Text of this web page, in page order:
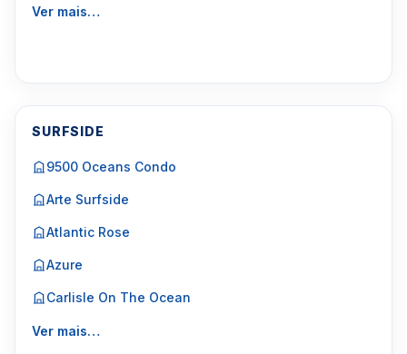
Ver mais…
SURFSIDE
9500 Oceans Condo
Arte Surfside
Atlantic Rose
Azure
Carlisle On The Ocean
Ver mais…